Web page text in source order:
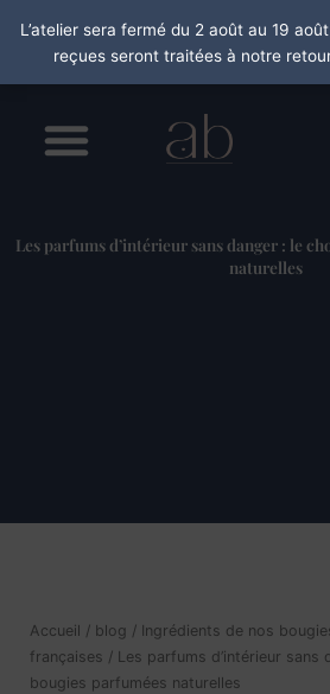
L’atelier sera fermé du 2 août au 19
reçues seront traitées à notre
contenu
Les parfums d’intérieur sans danger : le
naturelles
Accueil / blog / Ingrédients de nos
françaises / Les parfums d’intérieur sans
bougies parfumées naturelles